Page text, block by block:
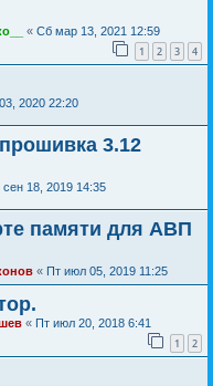
« Сб мар 13, 2021 12:59
1 2 3 4
2020 22:20
3.12
18, 2019 14:35
памяти для АВП
« Пт июл 05, 2019 11:25
« Пт июл 20, 2018 6:41
1 2